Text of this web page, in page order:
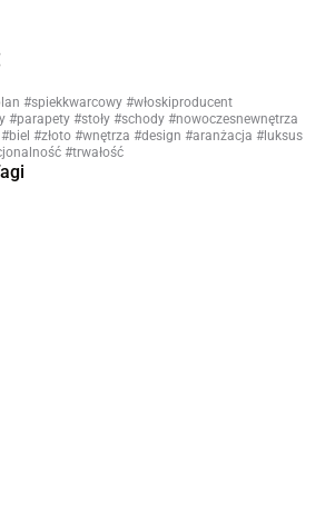
#spiekkwarcowy #włoskiproducent
#parapety #stoły #schody #nowoczesnewnętrza
#złoto #wnętrza #design #aranżacja #luksus
#trwałość